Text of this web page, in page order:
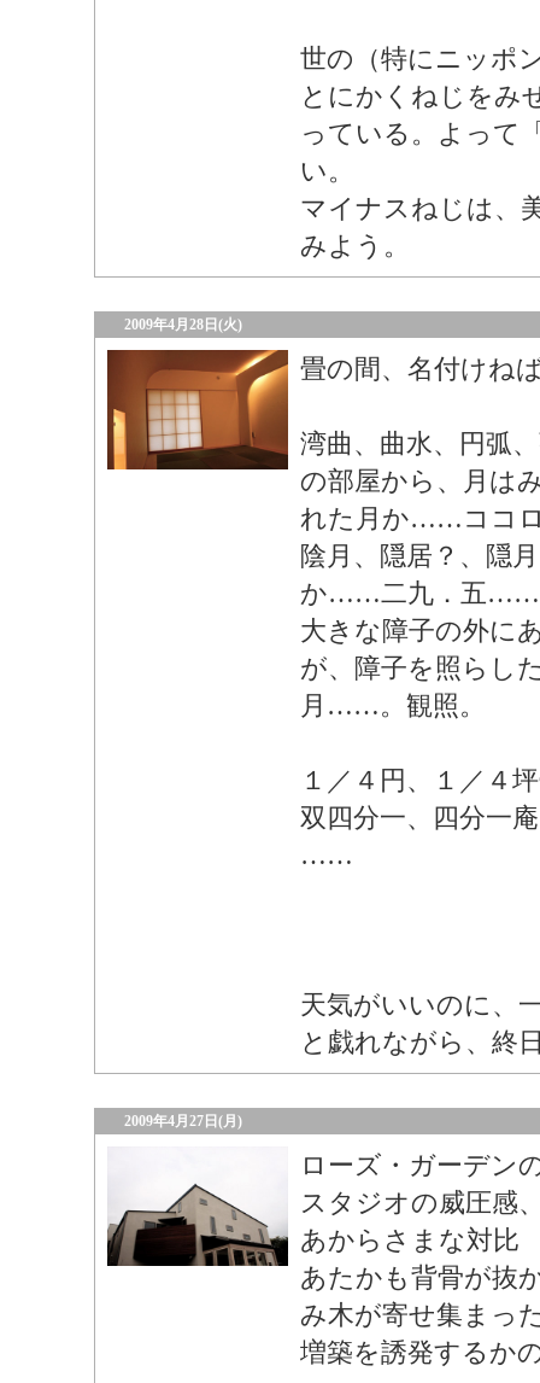
世の（特にニッポ
とにかくねじをみ
っている。よって
い。
マイナスねじは
みよう。
2009年4月28日(火)
畳の間、名付けね
湾曲、曲水、円弧
の部屋から、月は
れた月か……ココ
陰月、隠居？、隠
か……二九．五……
大きな障子の外に
が、障子を照らし
月……。観照。
１／４円、１／４
双四分一、四分一
……
天気がいいのに、
と戯れながら、終
2009年4月27日(月)
ローズ・ガーデン
スタジオの威圧感
あからさまな対比
あたかも背骨が抜
み木が寄せ集まっ
増築を誘発するか